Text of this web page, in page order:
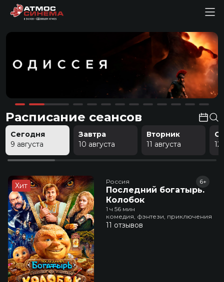
Расписание сеансов
Сегодня
9 августа
Завтра
10 августа
Вторник
11 августа
12
Хит Россия
Последний богатырь.
Колобок
6+
1 ч 56 мин
комедия, фэнтези, приключения
11 отзывов